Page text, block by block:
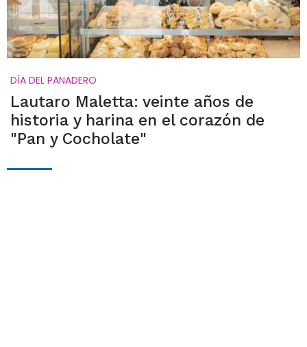
DÍA DEL PANADERO
Lautaro Maletta: veinte años de
historia y harina en el corazón de
"Pan y Cocholate"